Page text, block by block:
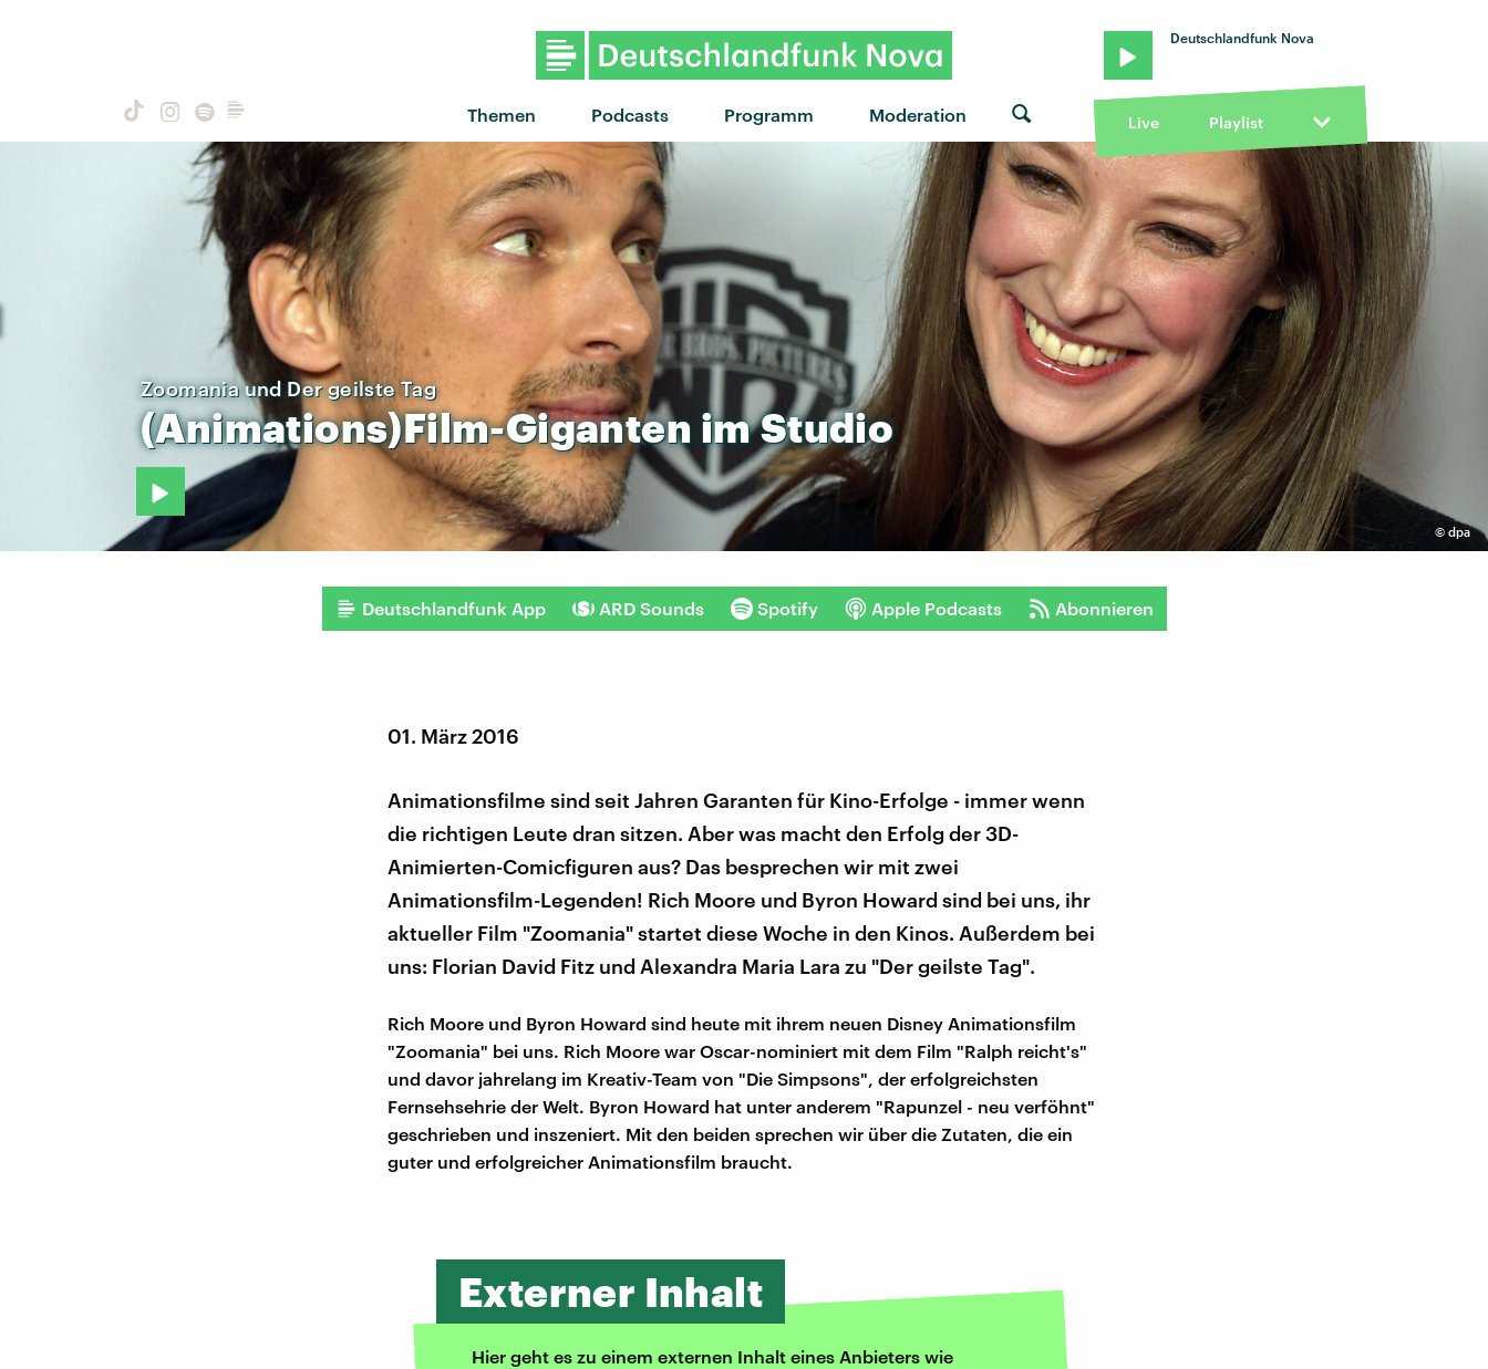
Themen Podcasts Programm Moderation
Deutschlandfunk Nova
Live Playlist
© dpa
Zoomania und Der geilste Tag
(Animations)Film-Giganten imStudio
Deutschlandfunk App ARD Sounds Spotify Apple Podcasts Abonnieren
01. März 2016
Animationsfilme sind seit Jahren Garanten für Kino-Erfolge - immer wenn
die richtigen Leute dran sitzen. Aber was macht den Erfolg der 3D-
Animierten-Comicfiguren aus? Das besprechen wir mit zwei
Animationsfilm-Legenden! Rich Moore und Byron Howard sind bei uns, ihr
aktueller Film "Zoomania" startet diese Woche in den Kinos. Außerdem bei
uns: Florian David Fitz und Alexandra Maria Lara zu "Der geilste Tag".
Rich Moore und Byron Howard sind heute mit ihrem neuen Disney Animationsfilm
"Zoomania" bei uns. Rich Moore war Oscar-nominiert mit dem Film "Ralph reicht's"
und davor jahrelang im Kreativ-Team von "Die Simpsons", der erfolgreichsten
Fernsehsehrie der Welt. Byron Howard hat unter anderem "Rapunzel - neu verföhnt"
geschrieben und inszeniert. Mit den beiden sprechen wir über die Zutaten, die ein
guter und erfolgreicher Animationsfilm braucht.
Externer Inhalt
Hier geht es zu einem externen Inhalt eines Anbieters wie